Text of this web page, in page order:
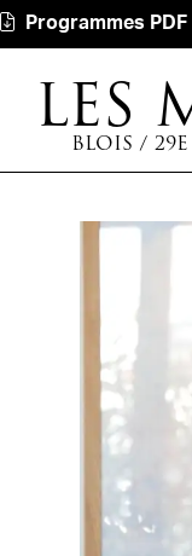
Programmes PDF
LES
BLOIS /